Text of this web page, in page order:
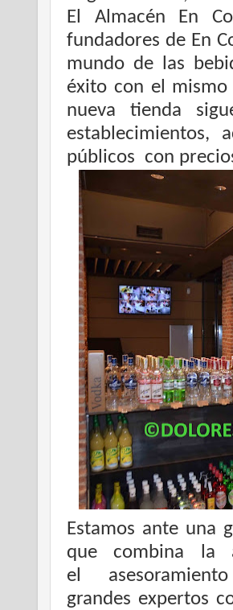
El Almacén En
fundadores de En
mundo de las
éxito con el mismo
nueva tienda
públicos con
Estamos ante una
que combina la
el
grandes expertos